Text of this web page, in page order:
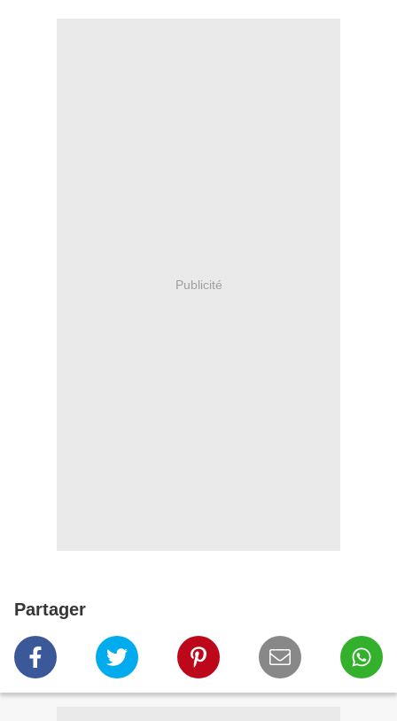
Publicité
Partager